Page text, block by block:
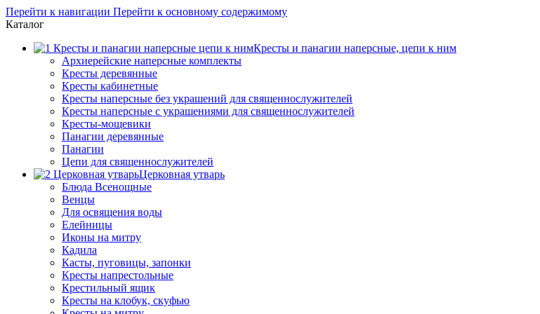
Перейти к навигации Перейти к основному содержимому
Каталог
Кресты и панагии наперсные, цепи к ним
Архиерейские наперсные комплекты
Кресты деревянные
Кресты кабинетные
Кресты наперсные без украшений для священнослужителей
Кресты наперсные с украшениями для священнослужителей
Кресты-мощевики
Панагии деревянные
Панагии
Цепи для священнослужителей
Церковная утварь
Блюда Всенощные
Венцы
Для освящения воды
Елейницы
Иконы на митру
Кадила
Касты, пуговицы, запонки
Кресты напрестольные
Крестильный ящик
Кресты на клобук, скуфью